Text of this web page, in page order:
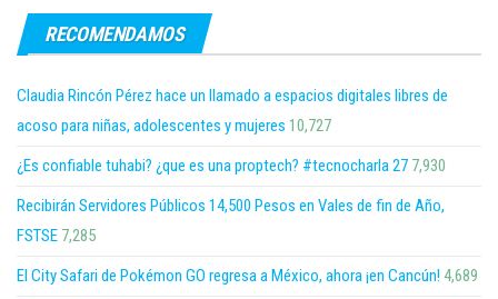
RECOMENDAMOS
Claudia Rincón Pérez hace un llamado a espacios digitales libres de
acoso para niñas, adolescentes y mujeres 10,727
¿Es confiable tuhabi? ¿que es una proptech? #tecnocharla 27 7,930
Recibirán Servidores Públicos 14,500 Pesos en Vales de fin de Año,
FSTSE 7,285
El City Safari de Pokémon GO regresa a México, ahora ¡en Cancún! 4,689